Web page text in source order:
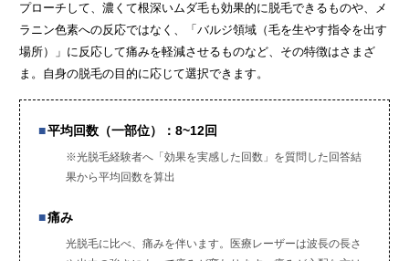
プローチして、濃くて根深いムダ毛も効果的に脱毛できるものや、メ
ラニン色素への反応ではなく、「バルジ領域（毛を生やす指令を出す
場所）」に反応して痛みを軽減させるものなど、その特徴はさまざ
ま。自身の脱毛の目的に応じて選択できます。
平均回数（一部位）：8~12回
※光脱毛経験者へ「効果を実感した回数」を質問した回答結
果から平均回数を算出
痛み
光脱毛に比べ、痛みを伴います。医療レーザーは波長の長さ